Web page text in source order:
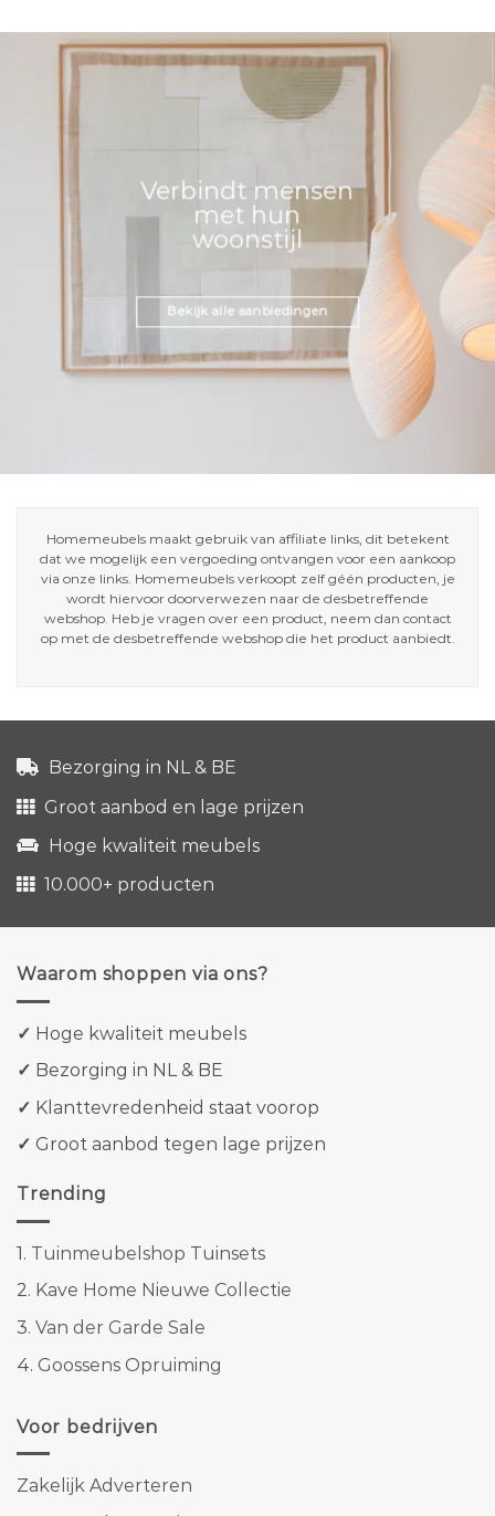
Verbindt mensen
met hun
woonstijl
Bekijk alle aanbiedingen
Homemeubels maakt gebruik van affiliate links, dit betekent
dat we mogelijk een vergoeding ontvangen voor een aankoop
via onze links. Homemeubels verkoopt zelf géén producten, je
wordt hiervoor doorverwezen naar de desbetreffende
webshop. Heb je vragen over een product, neem dan contact
op met de desbetreffende webshop die het product aanbiedt.
Bezorging in NL & BE
Groot aanbod en lage prijzen
Hoge kwaliteit meubels
10.000+ producten
Waarom shoppen via ons?
✓ Hoge kwaliteit meubels
✓ Bezorging in NL & BE
✓ Klanttevredenheid staat voorop
✓ Groot aanbod tegen lage prijzen
Trending
1. Tuinmeubelshop Tuinsets
2. Kave Home Nieuwe Collectie
3. Van der Garde Sale
4. Goossens Opruiming
Voor bedrijven
Zakelijk Adverteren